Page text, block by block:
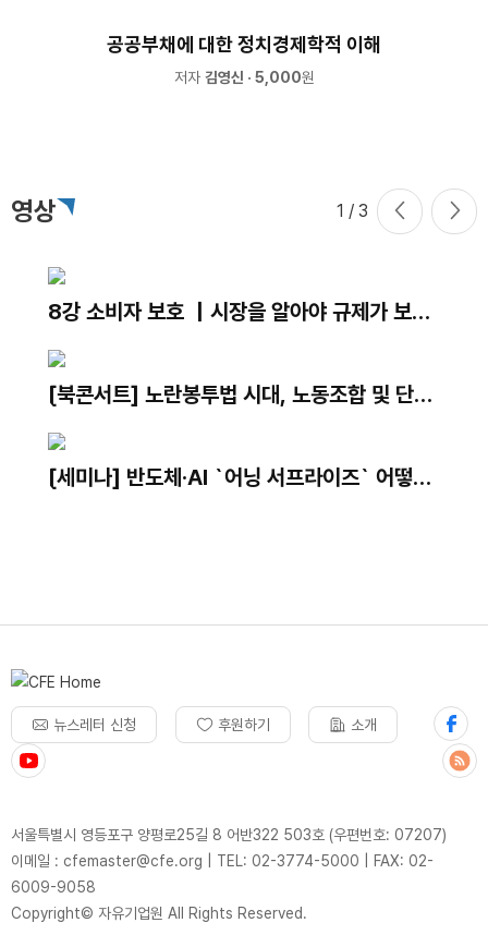
공공부채에 대한 정치경제학적 이해
저자 김영신 · 5,000원
영상 1 / 3
8강 소비자 보호 ｜시장을 알아야 규제가 보인
다｜최병선 명예교수
[북콘서트] 노란봉투법 시대, 노동조합 및 단체
교섭 어떻게 대응하나?｜발간기념 북콘서트
[세미나] 반도체·AI `어닝 서프라이즈` 어떻게
뉴스레터 신청 후원하기 소개
서울특별시 영등포구 양평로25길 8 어반322 503호 (우편번호: 07207)
이메일 : cfemaster@cfe.org
TEL: 02-3774-5000
FAX: 02-
6009-9058
Copyright© 자유기업원 All Rights Reserved.